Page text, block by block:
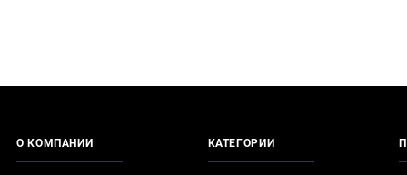
О КОМПАНИИ КАТЕГОРИИ